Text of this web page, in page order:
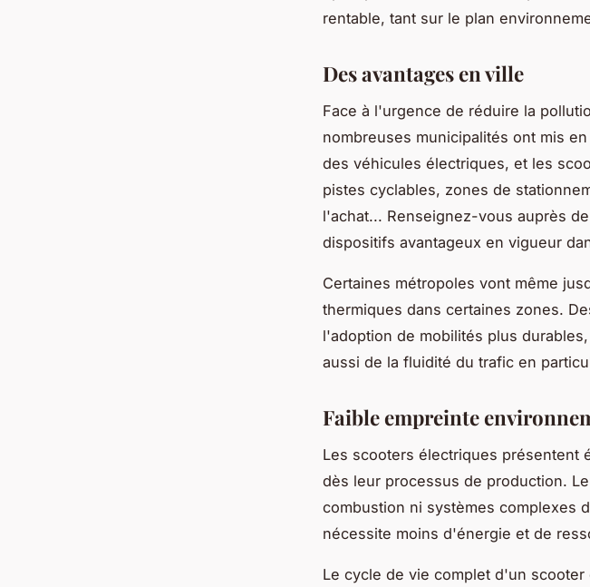
rentable, tant sur le plan
Des avantages en ville
Face à l'urgence de réduire la
nombreuses municipalités ont mis
des véhicules électriques, et les
pistes cyclables, zones de
l'achat... Renseignez-vous auprès
dispositifs avantageux en vigueur
Certaines métropoles vont même
thermiques dans certaines zones.
l'adoption de mobilités plus
aussi de la fluidité du trafic en
Faible empreinte
Les scooters électriques présentent
dès leur processus de production.
combustion ni systèmes complexes
nécessite moins d'énergie et de
Le cycle de vie complet d'un